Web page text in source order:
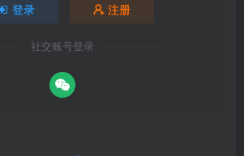
登录 注册
社交账号登录